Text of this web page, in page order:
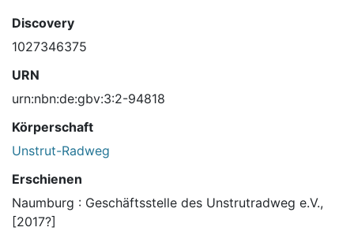
Discovery
1027346375
URN
urn:nbn:de:gbv:3:2-94818
Körperschaft
Unstrut-Radweg
Erschienen
Naumburg : Geschäftsstelle des Unstrutradweg e.V.,
[2017?]